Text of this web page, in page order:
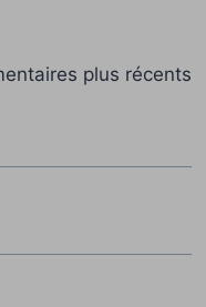
plus récents